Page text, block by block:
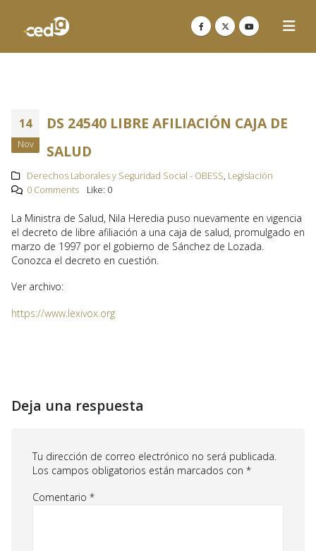
14
Nov
DS 24540 LIBRE AFILIACIÓN CAJA DE
SALUD
Derechos Laborales y Seguridad Social - OBESS, Legislación
0 Comments
Like: 0
La Ministra de Salud, Nila Heredia puso nuevamente en vigencia
el decreto de libre afiliación a una caja de salud, promulgado en
marzo de 1997 por el gobierno de Sánchez de Lozada.
Conozca el decreto en cuestión.
Ver archivo:
https://www.lexivox.org
Deja una respuesta
Tu dirección de correo electrónico no será publicada.
Los campos obligatorios están marcados con *
Comentario *